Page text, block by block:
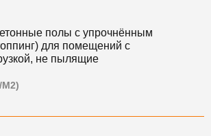
полы с упрочнённым
для помещений с
не пылящие